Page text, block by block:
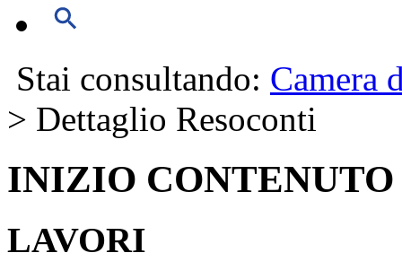
Stai consultando: Camera
> Dettaglio Resoconti
INIZIO CONTENUTO
LAVORI